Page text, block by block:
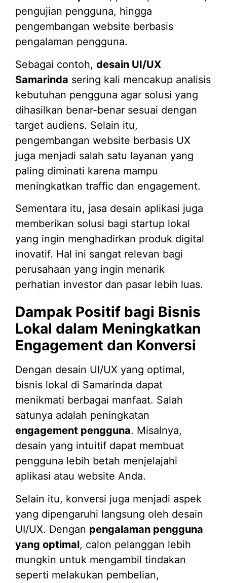
pengujian pengguna, hingga
pengembangan website berbasis
pengalaman pengguna.
Sebagai contoh, desain UI/UX
Samarinda sering kali mencakup analisis
kebutuhan pengguna agar solusi yang
dihasilkan benar-benar sesuai dengan
target audiens. Selain itu,
pengembangan website berbasis UX
juga menjadi salah satu layanan yang
paling diminati karena mampu
meningkatkan traffic dan engagement.
Sementara itu, jasa desain aplikasi juga
memberikan solusi bagi startup lokal
yang ingin menghadirkan produk digital
inovatif. Hal ini sangat relevan bagi
perusahaan yang ingin menarik
perhatian investor dan pasar lebih luas.
Dampak Positif bagi Bisnis
Lokal dalam Meningkatkan
Engagement dan Konversi
Dengan desain UI/UX yang optimal,
bisnis lokal di Samarinda dapat
menikmati berbagai manfaat. Salah
satunya adalah peningkatan
engagement pengguna. Misalnya,
desain yang intuitif dapat membuat
pengguna lebih betah menjelajahi
aplikasi atau website Anda.
Selain itu, konversi juga menjadi aspek
yang dipengaruhi langsung oleh desain
UI/UX. Dengan pengalaman pengguna
yang optimal, calon pelanggan lebih
mungkin untuk mengambil tindakan
seperti melakukan pembelian,